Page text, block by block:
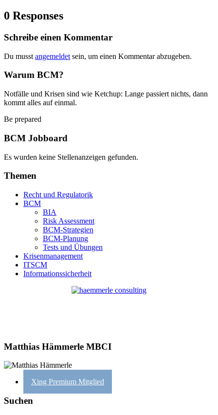
0 Responses
Schreibe einen Kommentar
Du musst angemeldet sein, um einen Kommentar abzugeben.
Warum BCM?
Notfälle und Krisen sind wie Ketchup: Lange passiert nichts, dann
kommt alles auf einmal.
Be prepared
BCM Jobboard
Es wurden keine Stellenanzeigen gefunden.
Themen
Recht und Regulatorik
BCM
BIA
Risk Assessment
BCM-Strategien
BCM-Planung
Tests und Übungen
Krisenmanagement
ITSCM
Informationssicherheit
Matthias Hämmerle MBCI
Xing Premium Mitglied
Suchen